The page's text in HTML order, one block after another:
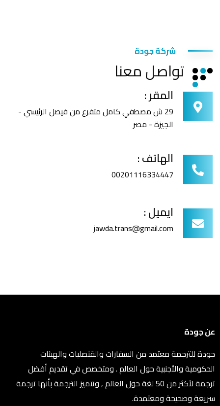
شركة جودة
تواصل معنا
المقر :
29 ش مصطفي كامل متفرع من فيصل الرئيسي -
الجيزة - مصر
الهاتف :
00201116334447
ايميل :
jawda.trans@gmail.com
عن جودة
جودة للترجمة معتمد من السفارات والقنصليات والهيئات
الحكومية والأجنبية حول العالم . ومتخصص في تقديم أفضل
ترجمة لأكثر من 50 لغة حول العالم , وتتميز الترجمة بأنها ترجمة
سريعة وصحيحة ومعتمدة.